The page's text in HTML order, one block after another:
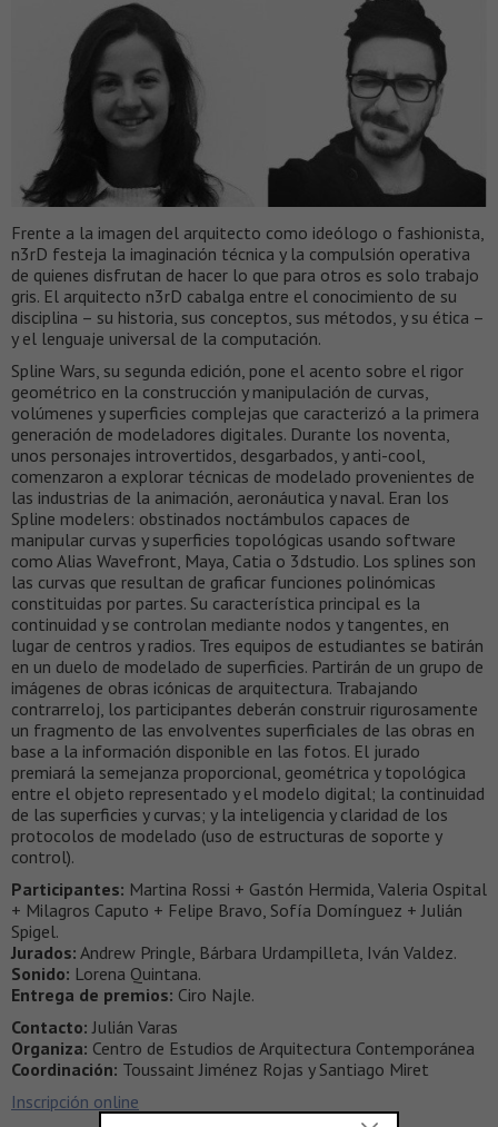
Frente a la imagen del arquitecto como ideólogo o fashionista,
n3rD festeja la imaginación técnica y la compulsión operativa
de quienes disfrutan de hacer lo que para otros es solo trabajo
gris. El arquitecto n3rD cabalga entre el conocimiento de su
disciplina – su historia, sus conceptos, sus métodos, y su ética –
y el lenguaje universal de la computación.
Spline Wars, su segunda edición, pone el acento sobre el rigor
geométrico en la construcción y manipulación de curvas,
volúmenes y superficies complejas que caracterizó a la primera
generación de modeladores digitales. Durante los noventa,
unos personajes introvertidos, desgarbados, y anti-cool,
comenzaron a explorar técnicas de modelado provenientes de
las industrias de la animación, aeronáutica y naval. Eran los
Spline modelers: obstinados noctámbulos capaces de
manipular curvas y superficies topológicas usando software
como Alias Wavefront, Maya, Catia o 3dstudio. Los splines son
las curvas que resultan de graficar funciones polinómicas
constituidas por partes. Su característica principal es la
continuidad y se controlan mediante nodos y tangentes, en
lugar de centros y radios. Tres equipos de estudiantes se batirán
en un duelo de modelado de superficies. Partirán de un grupo de
imágenes de obras icónicas de arquitectura. Trabajando
contrarreloj, los participantes deberán construir rigurosamente
un fragmento de las envolventes superficiales de las obras en
base a la información disponible en las fotos. El jurado
premiará la semejanza proporcional, geométrica y topológica
entre el objeto representado y el modelo digital; la continuidad
de las superficies y curvas; y la inteligencia y claridad de los
protocolos de modelado (uso de estructuras de soporte y
control).
Participantes: Martina Rossi + Gastón Hermida, Valeria Ospital
+ Milagros Caputo + Felipe Bravo, Sofía Domínguez + Julián
Spigel.
Jurados: Andrew Pringle, Bárbara Urdampilleta, Iván Valdez.
Sonido: Lorena Quintana.
Entrega de premios: Ciro Najle.
Contacto: Julián Varas
Organiza: Centro de Estudios de Arquitectura Contemporánea
Coordinación: Toussaint Jiménez Rojas y Santiago Miret
Inscripción online